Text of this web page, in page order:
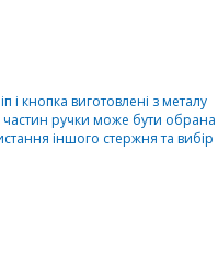
і кнопка виготовлені з металу
частин ручки може бути обрана
іншого стержня та вибір